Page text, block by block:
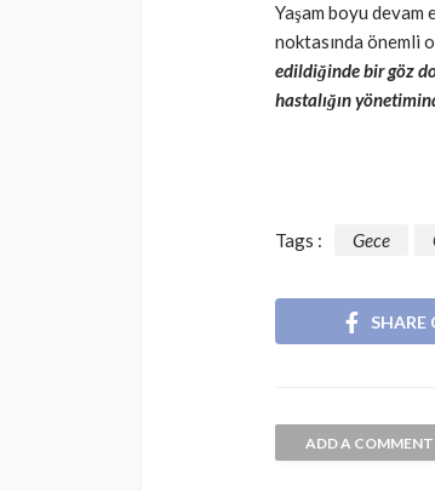
Yaşam boyu
noktasında önemli
edildiğinde bir göz
hastalığın
Tags : Gece
SHARE
ADD A COMMENT